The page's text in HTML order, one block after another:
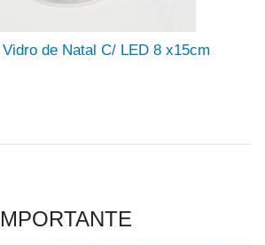
de Natal C/ LED 8 x15cm